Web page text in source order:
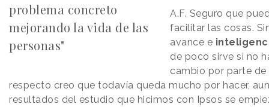
problema concreto
mejorando la vida de las
personas"
A.F. Seguro que
facilitar las cosas.
avance e
de poco sirve si no
cambio por parte
respecto creo que todavía queda mucho por hacer,
resultados del estudio que hicimos con Ipsos se